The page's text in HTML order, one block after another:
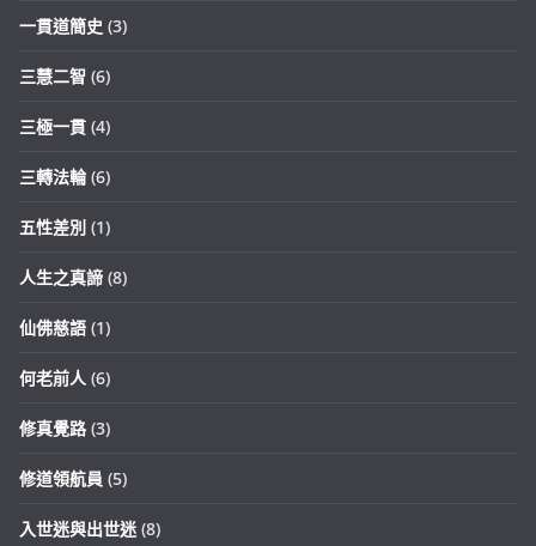
一貫道簡史 (3)
三慧二智 (6)
三極一貫 (4)
三轉法輪 (6)
五性差別 (1)
人生之真諦 (8)
仙佛慈語 (1)
何老前人 (6)
修真覺路 (3)
修道領航員 (5)
入世迷與出世迷 (8)